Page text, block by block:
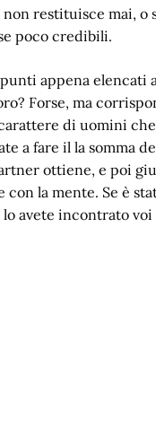
restituisce mai, o
poco credibili.
appena elencati
Forse, ma
di uomini
a fare il la somma
ottiene, e poi
con la mente. Se è
avete incontrato voi